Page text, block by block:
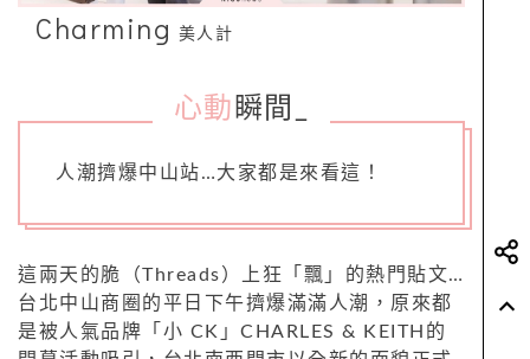
Charming 美人計
心動 瞬間
人潮擠爆中山站…大家都是來看這！
這兩天的脆（Threads）上狂「飄」的熱門貼文…
台北中山商圈的平日下午擠爆滿滿人潮，原來都
是被人氣品牌「小 CK」CHARLES & KEITH的